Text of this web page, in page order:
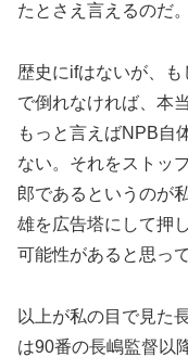
たとさえ言えるのだ。
歴史にifはないが、
で倒れなければ、本
もっと言えばNPB自
ない。それをストッ
郎であるというのが
雄を広告塔にして押
可能性があると思っ
以上が私の目で見た
は90番の長嶋監督以